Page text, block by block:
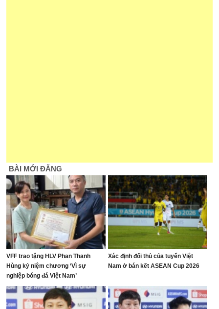
BÀI MỚI ĐĂNG
VFF trao tặng HLV Phan Thanh
Hùng kỷ niệm chương ‘Vì sự
nghiệp bóng đá Việt Nam’
Xác định đối thủ của tuyển Việt
Nam ở bán kết ASEAN Cup 2026